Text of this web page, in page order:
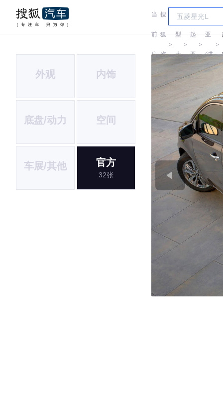
当
前
位
置:
搜
狐
汽
＞
车
型
大
＞
起
亚
＞
起
亚
(进
＞
外观 内饰
底盘/动力 空间
车展/其他 官方
32张